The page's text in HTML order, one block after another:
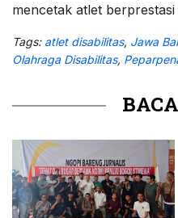
mencetak atlet
Tags: atlet disabilitas, Jawa
Olahraga Disabilitas,